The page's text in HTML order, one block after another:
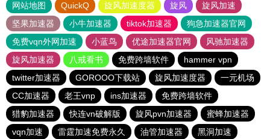
网站地图 QuickQ 旋风加速度器 旋风
旋风加速
坚果加速器
小牛加速器 tiktok加速器
狗急加速器官网
免费vqn外网加速
小蓝鸟 优途加速器官网
风驰加速器
旋风加速器
八戒看书 免费跨墙软件
hammer vpn
twitter加速器
GOROOO下载站 旋风加速度器
一元机场
CC加速器
老王vnp ins加速器
免费跨墙软件
猎豹加速器
快连vn破解版 旋风pvn加速器
蜜蜂加速器
vqn加速
雷霆加速免费永久 油管加速器
黑洞加速